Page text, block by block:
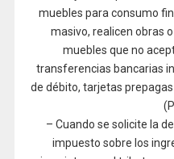
muebles para consumo
masivo, realicen obras
muebles que no
transferencias bancarias
de débito, tarjetas
– Cuando se solicite la
impuesto sobre los